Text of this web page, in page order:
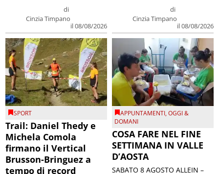
di
Cinzia Timpano
il 08/08/2026
di
Cinzia Timpano
il 08/08/2026
SPORT
Trail: Daniel Thedy e
Michela Comola
firmano il Vertical
Brusson-Bringuez a
tempo di record
APPUNTAMENTI,OGGI &
DOMANI
COSA FARE NEL FINE
SETTIMANA IN VALLE
D’AOSTA
SABATO 8 AGOSTO ALLEIN –